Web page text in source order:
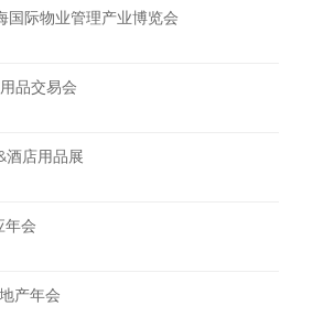
国际物业管理产业博览会
品交易会
酒店用品展
年会
产年会